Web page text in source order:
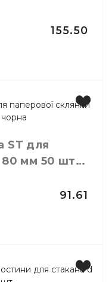
мм
шт.
155.50
ST для
80 мм 50 шт
91.61